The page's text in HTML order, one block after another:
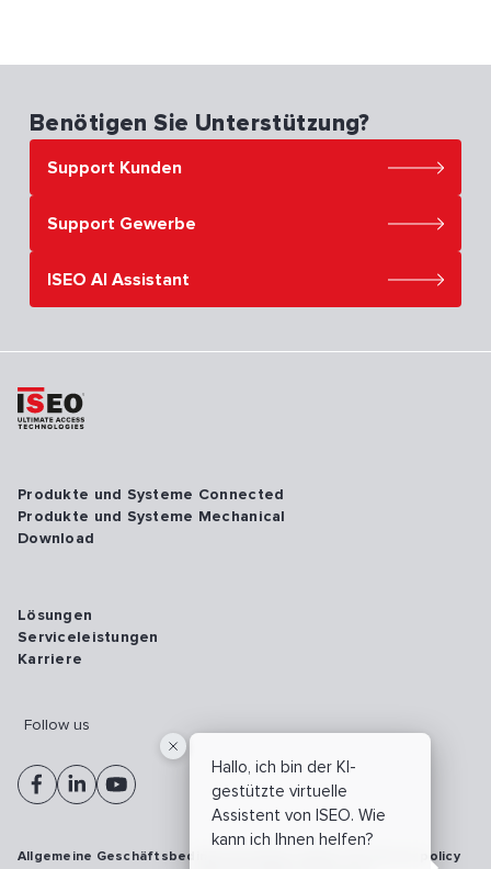
Benötigen Sie Unterstützung?
Support Kunden
Support Gewerbe
ISEO AI Assistant
Hallo, ich bin der KI-
gestützte virtuelle
Assistent von ISEO. Wie
kann ich Ihnen helfen?
Produkte und Systeme Connected
Produkte und Systeme Mechanical
Download
Lösungen
Serviceleistungen
Karriere
Follow us
Allgemeine Geschäftsbedingungen
Vulnerability disclosure policy